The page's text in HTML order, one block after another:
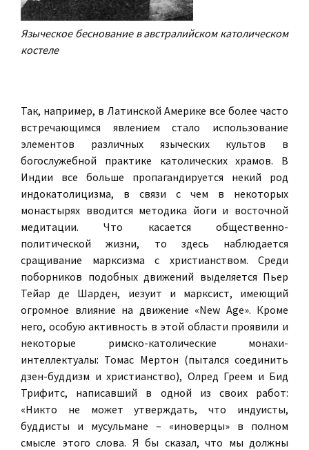
Языческое беснование в австралийском католическом
костеле
Так, например, в Латинской Америке все более часто
встречающимся явлением стало использование
элементов различных языческих культов в
богослужебной практике католических храмов. В
Индии все больше пропагандируется некий род
индокатолицизма, в связи с чем в некоторых
монастырях вводится методика йоги и восточной
медитации. Что касается общественно-
политической жизни, то здесь наблюдается
сращивание марксизма с христианством. Среди
поборников подобных движений выделяется Пьер
Тейар де Шарден, иезуит и марксист, имеющий
огромное влияние на движение «New Age». Кроме
него, особую активность в этой области проявили и
некоторые римско-католические монахи-
интеллектуалы: Томас Мертон (пытался соединить
дзен-буддизм и христианство), Олред Греем и Бид
Трифитс, написавший в одной из своих работ:
«Никто не может утверждать, что индуисты,
буддисты и мусульмане – «иноверцы» в полном
смысле этого слова. Я бы сказал, что мы должны